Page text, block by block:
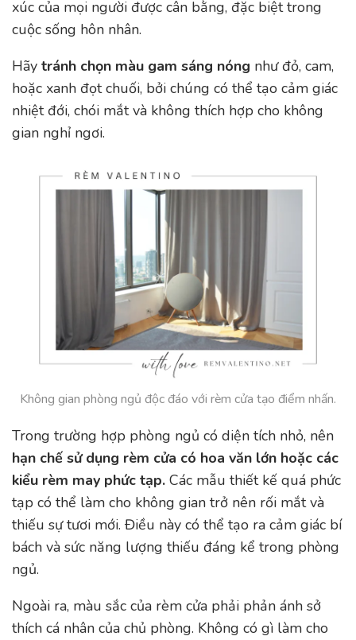
xúc của mọi người được cân bằng, đặc biệt trong
cuộc sống hôn nhân.
Hãy tránh chọn màu gam sáng nóng như đỏ, cam,
hoặc xanh đọt chuối, bởi chúng có thể tạo cảm giác
nhiệt đới, chói mắt và không thích hợp cho không
gian nghỉ ngơi.
Không gian phòng ngủ độc đáo với rèm cửa tạo điểm nhấn.
Trong trường hợp phòng ngủ có diện tích nhỏ, nên
hạn chế sử dụng rèm cửa có hoa văn lớn hoặc các
kiểu rèm may phức tạp. Các mẫu thiết kế quá phức
tạp có thể làm cho không gian trở nên rối mắt và
thiếu sự tươi mới. Điều này có thể tạo ra cảm giác bí
bách và sức năng lượng thiếu đáng kể trong phòng
ngủ.
Ngoài ra, màu sắc của rèm cửa phải phản ánh sở
thích cá nhân của chủ phòng. Không có gì làm cho